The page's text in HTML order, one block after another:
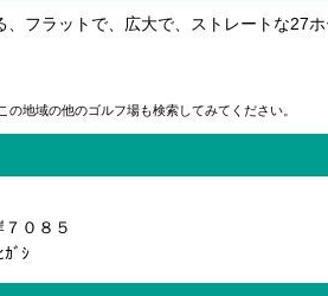
フラットで、広大で、ストレートな27ホ
地域の他のゴルフ場も検索してみてください。
０８５
ｶﾞｼ